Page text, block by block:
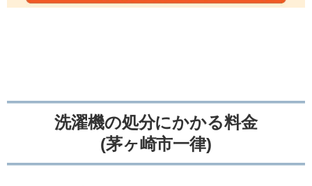
洗濯機の処分にかかる料金
(茅ヶ崎市一律)